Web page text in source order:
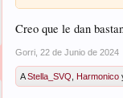
Creo que le dan
Gorri 22 de Junio de 2024
AStella_SVQ ,Harmonico